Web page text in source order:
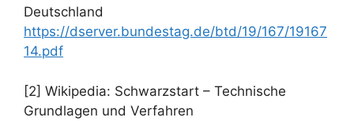
Deutschland
https://dserver.bundestag.de/btd/19/167/19167
14.pdf
[2] Wikipedia: Schwarzstart – Technische
Grundlagen und Verfahren